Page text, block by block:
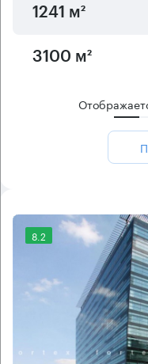
1241 м²
3100 м²
8.2